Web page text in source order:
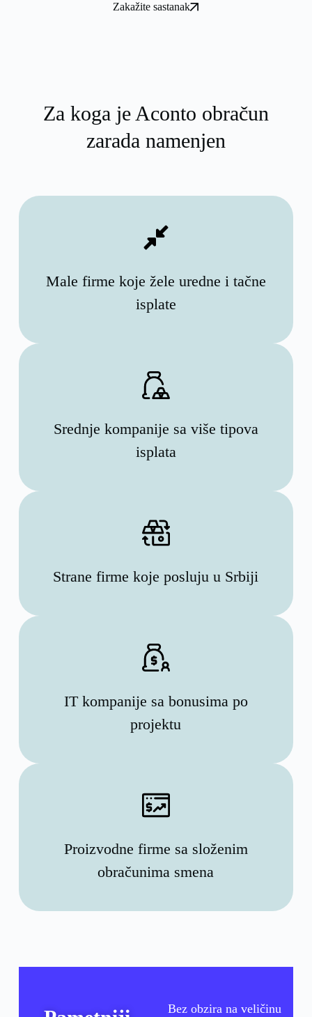
Zakažite sastanak
Za koga je Aconto obračun
zarada namenjen
Male firme koje žele uredne i tačne
isplate
Srednje kompanije sa više tipova
isplata
Strane firme koje posluju u Srbiji
IT kompanije sa bonusima po
projektu
Proizvodne firme sa složenim
obračunima smena
Bez obzira na veličinu